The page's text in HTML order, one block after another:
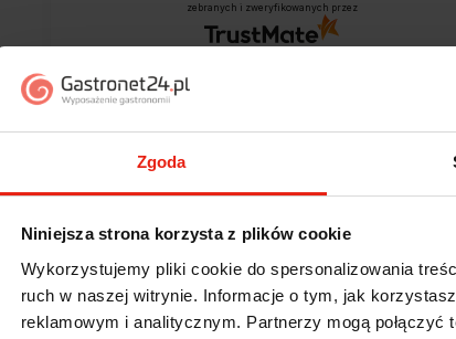
Zgoda
Niniejsza strona korzysta z plików cookie
Wykorzystujemy pliki cookie do spersonalizowania
ruch w naszej witrynie. Informacje o tym, jak
reklamowym i analitycznym. Partnerzy mogą
zebranych i zweryfikowanych przez
Jak zbieramy opinie?